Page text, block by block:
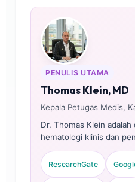
PENULIS UTAMA
Thomas Klein, MD
Kepala Petugas Medis,
Dr. Thomas Klein
hematologi klinis dan
tersertifikasi dewan,
pengalaman dalam
laboratorium, diagnostik
ResearchGate